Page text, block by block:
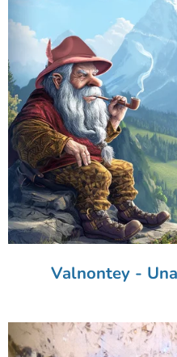
Valnontey -